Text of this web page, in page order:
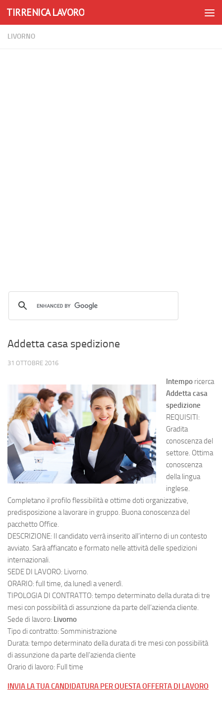
Skip to content
TIRRENICA LAVORO
LIVORNO
Addetta casa spedizione
31 OTTOBRE 2016
Intempo ricerca
Addetta casa
spedizione
REQUISITI:
Gradita
conoscenza del
settore. Ottima
conoscenza
della lingua
inglese.
Completano il profilo flessibilità e ottime doti organizzative,
predisposizione a lavorare in gruppo. Buona conoscenza del
pacchetto Office.
DESCRIZIONE: Il candidato verrà inserito all’interno di un contesto
avviato. Sarà affiancato e formato nelle attività delle spedizioni
internazionali.
SEDE DI LAVORO: Livorno.
ORARIO: full time, da lunedì a venerdì.
TIPOLOGIA DI CONTRATTO: tempo determinato della durata di tre
mesi con possibilità di assunzione da parte dell’azienda cliente.
Sede di lavoro: Livorno
Tipo di contratto: Somministrazione
Durata: tempo determinato della durata di tre mesi con possibilità
di assunzione da parte dell’azienda cliente
Orario di lavoro: Full time
INVIA LA TUA CANDIDATURA PER QUESTA OFFERTA DI LAVORO